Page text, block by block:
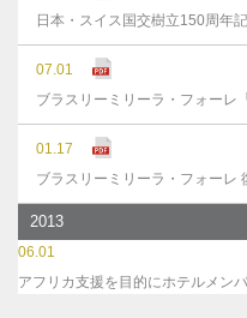
日本・スイス国交樹立150周年
07.01
ブラスリーミリーラ・フォーレ
01.17
ブラスリーミリーラ・フォーレ
2013
06.01
アフリカ支援を目的にホテルメン